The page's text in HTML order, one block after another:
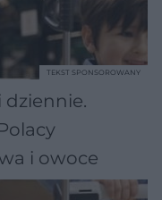
dziennie.
i owoce
TEKST SPONSOROWANY